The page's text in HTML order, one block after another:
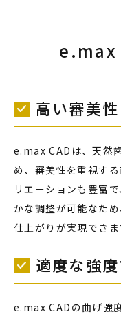
e.max
高い審美
e.max CADは、天然
め、審美性を重視す
リエーションも豊富
かな調整が可能なた
仕上がりが実現できま
適度な強
e.max CADの曲げ強